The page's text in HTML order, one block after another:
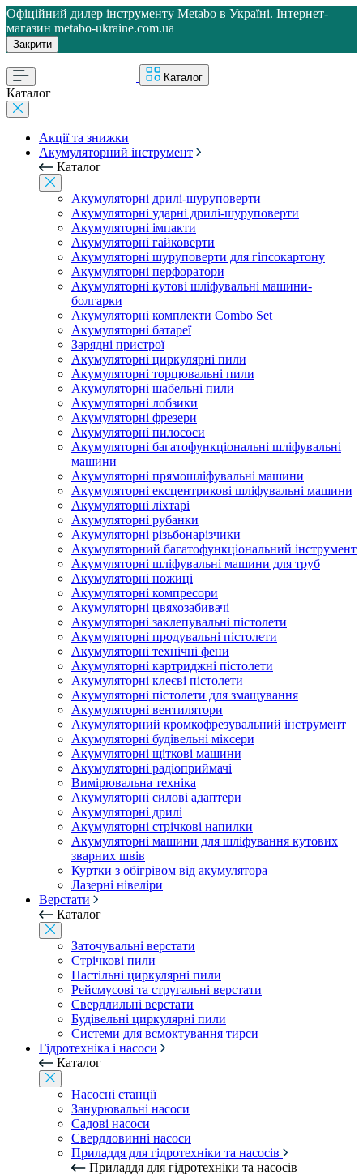
Офіційний дилер інструменту Metabo в Україні. Інтернет-
магазин metabo-ukraine.com.ua
Закрити
Каталог
Каталог
Акції та знижки
Акумуляторний інструмент
Каталог
Акумуляторні дрилі-шуруповерти
Акумуляторні ударні дрилі-шуруповерти
Акумуляторні імпакти
Акумуляторні гайковерти
Акумуляторні шуруповерти для гіпсокартону
Акумуляторні перфоратори
Акумуляторні кутові шліфувальні машини-
болгарки
Акумуляторні комплекти Combo Set
Акумуляторні батареї
Зарядні пристрої
Акумуляторні циркулярні пили
Акумуляторні торцювальні пили
Акумуляторні шабельні пили
Акумуляторні лобзики
Акумуляторні фрезери
Акумуляторні пилососи
Акумуляторні багатофункціональні шліфувальні
машини
Акумуляторні прямошліфувальні машини
Акумуляторні ексцентрикові шліфувальні машини
Акумуляторні ліхтарі
Акумуляторні рубанки
Акумуляторні різьбонарізчики
Акумуляторний багатофункціональний інструмент
Акумуляторні шліфувальні машини для труб
Акумуляторні ножиці
Акумуляторні компресори
Акумуляторні цвяхозабивачі
Акумуляторні заклепувальні пістолети
Акумуляторні продувальні пістолети
Акумуляторні технічні фени
Акумуляторні картриджні пістолети
Акумуляторні клеєві пістолети
Акумуляторні пістолети для змащування
Акумуляторні вентилятори
Акумуляторний кромкофрезувальний інструмент
Акумуляторні будівельні міксери
Акумуляторні щіткові машини
Акумуляторні радіоприймачі
Вимірювальна техніка
Акумуляторні силові адаптери
Акумуляторні дрилі
Акумуляторні стрічкові напилки
Акумуляторні машини для шліфування кутових
зварних швів
Куртки з обігрівом від акумулятора
Лазерні нівеліри
Верстати
Каталог
Заточувальні верстати
Стрічкові пили
Настільні циркулярні пили
Рейсмусові та стругальні верстати
Свердлильні верстати
Будівельні циркулярні пили
Системи для всмоктування тирси
Гідротехніка і насоси
Каталог
Насосні станції
Занурювальні насоси
Садові насоси
Свердловинні насоси
Приладдя для гідротехніки та насосів
Приладдя для гідротехніки та насосів